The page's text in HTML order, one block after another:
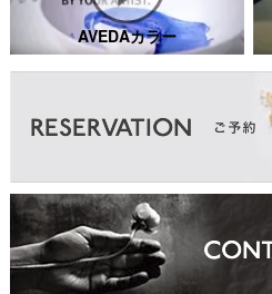
AVEDAカラー